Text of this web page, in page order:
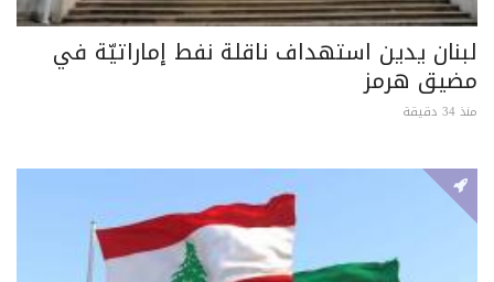
لبنان يدين استهداف ناقلة نفط إماراتيّة في
مضيق هرمز
منذ 34 دقيقة